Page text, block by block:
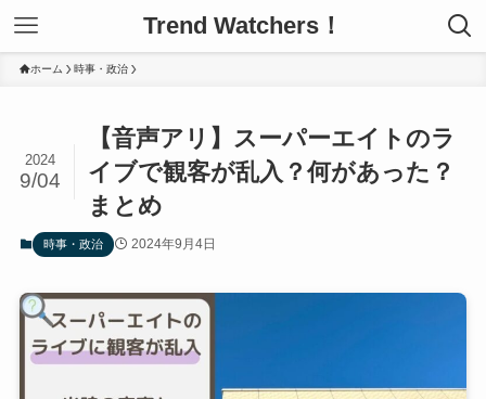
Trend Watchers！
ホーム 時事・政治
【音声アリ】スーパーエイトのラ
イブで観客が乱入？何があった？
まとめ
2024
9/04
時事・政治 2024年9月4日